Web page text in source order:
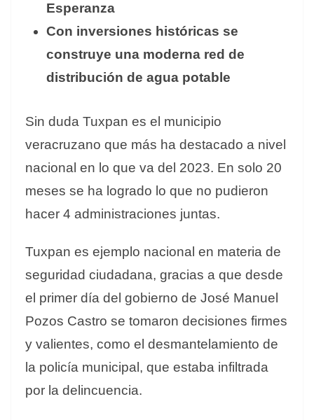
Esperanza
Con inversiones históricas se
construye una moderna red de
distribución de agua potable
Sin duda Tuxpan es el municipio
veracruzano que más ha destacado a nivel
nacional en lo que va del 2023. En solo 20
meses se ha logrado lo que no pudieron
hacer 4 administraciones juntas.
Tuxpan es ejemplo nacional en materia de
seguridad ciudadana, gracias a que desde
el primer día del gobierno de José Manuel
Pozos Castro se tomaron decisiones firmes
y valientes, como el desmantelamiento de
la policía municipal, que estaba infiltrada
por la delincuencia.